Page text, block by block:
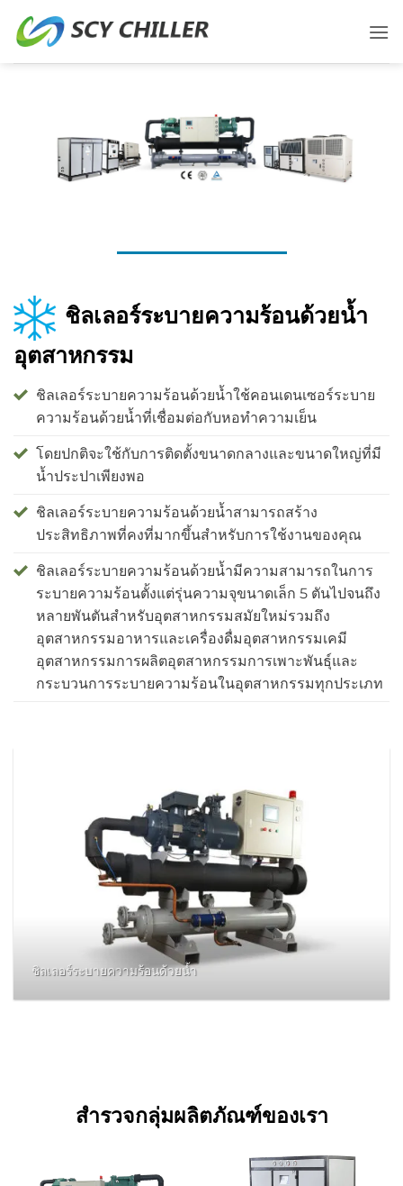
ชิลเลอร์ระบายความร้อนด้วยน้ำ
อุตสาหกรรม
ชิลเลอร์ระบายความร้อนด้วยน้ำใช้คอนเดนเซอร์ระบาย
ความร้อนด้วยน้ำที่เชื่อมต่อกับหอทำความเย็น
โดยปกติจะใช้กับการติดตั้งขนาดกลางและขนาดใหญ่ที่มี
น้ำประปาเพียงพอ
ชิลเลอร์ระบายความร้อนด้วยน้ำสามารถสร้าง
ประสิทธิภาพที่คงที่มากขึ้นสำหรับการใช้งานของคุณ
ชิลเลอร์ระบายความร้อนด้วยน้ำมีความสามารถในการ
ระบายความร้อนตั้งแต่รุ่นความจุขนาดเล็ก 5 ตันไปจนถึง
หลายพันตันสำหรับอุตสาหกรรมสมัยใหม่รวมถึง
อุตสาหกรรมอาหารและเครื่องดื่มอุตสาหกรรมเคมี
อุตสาหกรรมการผลิตอุตสาหกรรมการเพาะพันธุ์และ
กระบวนการระบายความร้อนในอุตสาหกรรมทุกประเภท
ชิลเลอร์ระบายความร้อนด้วยน้ำ
สำรวจกลุ่มผลิตภัณฑ์ของเรา